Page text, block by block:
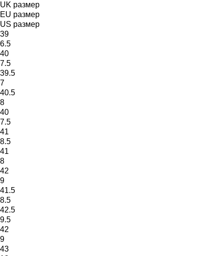
UK размер
EU размер
US размер
39
6.5
40
7.5
39.5
7
40.5
8
40
7.5
41
8.5
41
8
42
9
41.5
8.5
42.5
9.5
42
9
43